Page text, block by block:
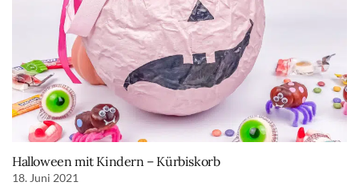
Halloween mit Kindern – Kürbiskorb
18. Juni 2021